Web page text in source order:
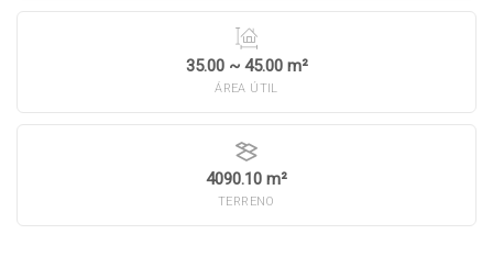
35.00 ~ 45.00 m²
ÁREA ÚTIL
4090.10 m²
TERRENO